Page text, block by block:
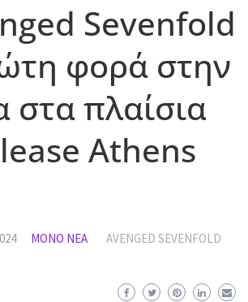
Sevenfold
φορά στην
στα πλαίσια
Athens
MΌΝΟ ΝΈΑ
AVENGED SEVENFOLD